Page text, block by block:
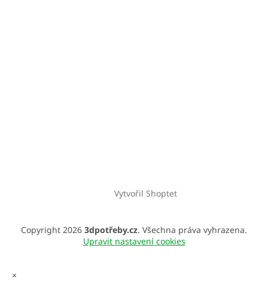
Vytvořil Shoptet
Copyright 2026 3dpotřeby.cz. Všechna práva vyhrazena.
Upravit nastavení cookies
×